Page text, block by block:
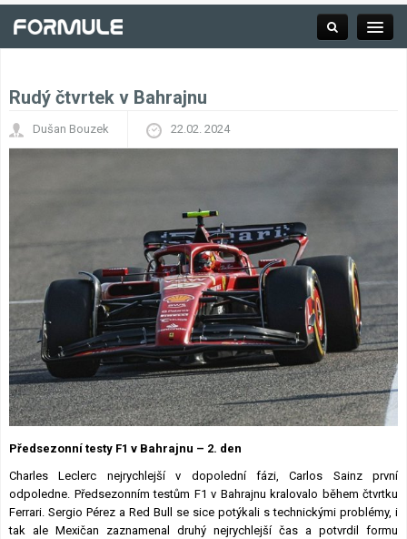
Kalendář F1
Výsledky F1
Týmy a jezdci F1
Okruhy F1
Lexikon F1
Rudý čtvrtek v Bahrajnu
Dušan Bouzek 22.02. 2024
Předsezonní testy F1 v Bahrajnu – 2. den
Charles Leclerc nejrychlejší v dopolední fázi, Carlos Sainz první
odpoledne. Předsezonním testům F1 v Bahrajnu kralovalo během čtvrtku
Ferrari. Sergio Pérez a Red Bull se sice potýkali s technickými problémy, i
tak ale Mexičan zaznamenal druhý nejrychlejší čas a potvrdil formu